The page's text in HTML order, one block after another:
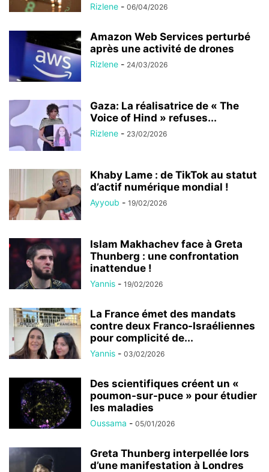
Rizlene - 06/04/2026
Amazon Web Services perturbé
après une activité de drones
Rizlene - 24/03/2026
Gaza: La réalisatrice de « The
Voice of Hind » refuses...
Rizlene - 23/02/2026
Khaby Lame : de TikTok au statut
d’actif numérique mondial !
Ayyoub - 19/02/2026
Islam Makhachev face à Greta
Thunberg : une confrontation
inattendue !
Yannis - 19/02/2026
La France émet des mandats
contre deux Franco-Israéliennes
pour complicité de...
Yannis - 03/02/2026
Des scientifiques créent un «
poumon-sur-puce » pour étudier
les maladies
Oussama - 05/01/2026
Greta Thunberg interpellée lors
d’une manifestation à Londres